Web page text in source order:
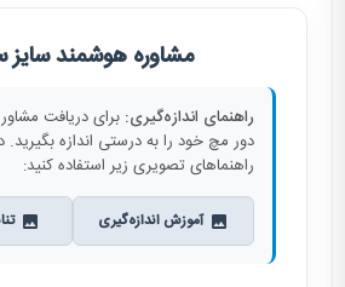
مشاوره هوشمند
راهنمای اندازه‌گیری: برای دریافت
دور مچ خود را به درستی اندازه بگیرید.
راهنماهای تصویری زیر استفاده کنید:
آموزش اندازه‌گیری